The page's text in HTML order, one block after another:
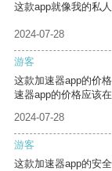
这款app就像我的私
2024-07-28
游客
这款加速器app的价
速器app的价格应该
2024-07-28
游客
这款加速器app的安